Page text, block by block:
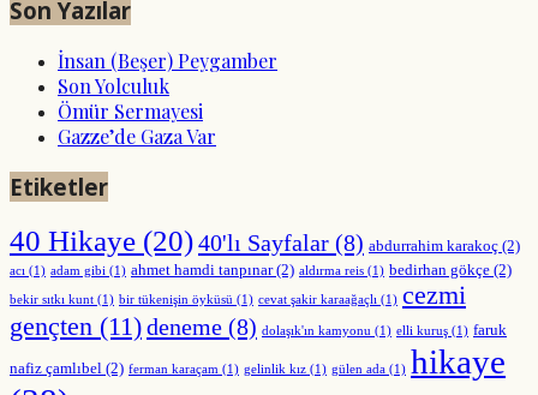
Son Yazılar
İnsan (Beşer) Peygamber
Son Yolculuk
Ömür Sermayesi
Gazze’de Gaza Var
Etiketler
40 Hikaye (20)40'lı Sayfalar (8) abdurrahim karakoç (2)
acı (1) adam gibi (1) ahmet hamdi tanpınar(2) aldırma reis (1) bedirhan gökçe (2)
bekir sıtkı kunt (1) bir tükenişin öyküsü (1) cevat şakir karaağaçlı (1) cezmi
gençten (11)deneme (8) dolaşık'ın kamyonu (1) elli kuruş (1) faruk
nafiz çamlıbel (2) ferman karaçam (1) gelinlik kız (1) gülen ada (1) hikaye